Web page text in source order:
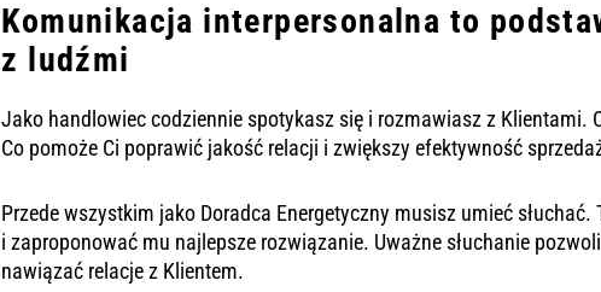
Komunikacja interpersonalna to
z ludźmi
Jako handlowiec codziennie spotykasz się i rozmawiasz z Klientami.
Co pomoże Ci poprawić jakość relacji i zwiększy efektywność
Przede wszystkim jako Doradca Energetyczny musisz umieć
i zaproponować mu najlepsze rozwiązanie. Uważne słuchanie
nawiązać relacje z Klientem.